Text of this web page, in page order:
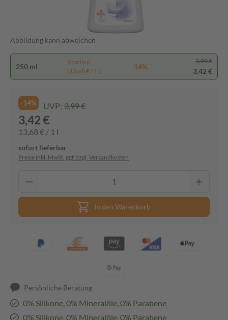
Abbildung kann abweichen
250 ml
Spartipp
(13,68 € / 1 l)
-14%
3,99 €
3,42 €
-14% UVP: 3,99 €
3,42 €
13,68 € / 1 l
sofort lieferbar
Preise inkl. MwSt. ggf. zzgl. Versandkosten
In den Warenkorb
Persönliche Beratung
0% Silikone, 0% Mineralöle, 0% Parabene
0% Silikone, 0% Mineralöle, 0% Parabene